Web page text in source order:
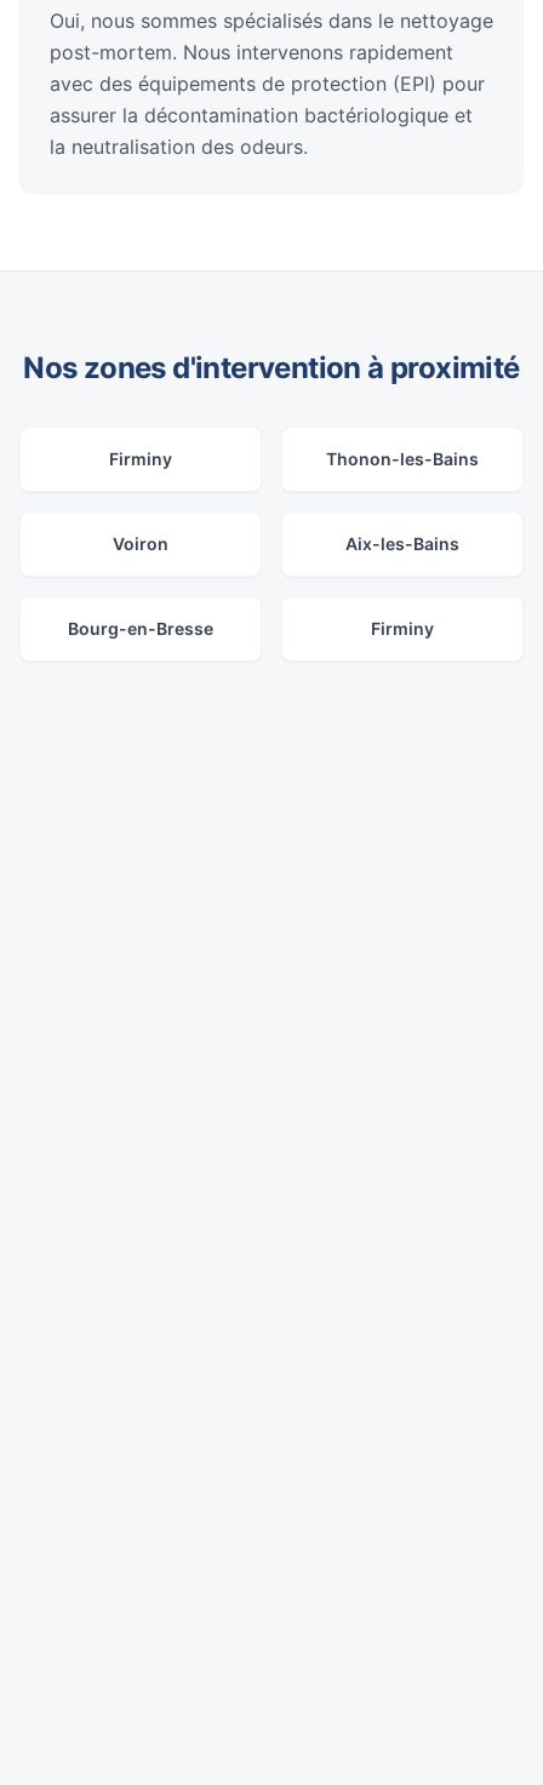
Oui, nous sommes spécialisés dans le nettoyage
post-mortem. Nous intervenons rapidement
avec des équipements de protection (EPI) pour
assurer la décontamination bactériologique et
la neutralisation des odeurs.
Nos zones d'intervention à proximité
Firminy Thonon-les-Bains
Voiron Aix-les-Bains
Bourg-en-Bresse Firminy